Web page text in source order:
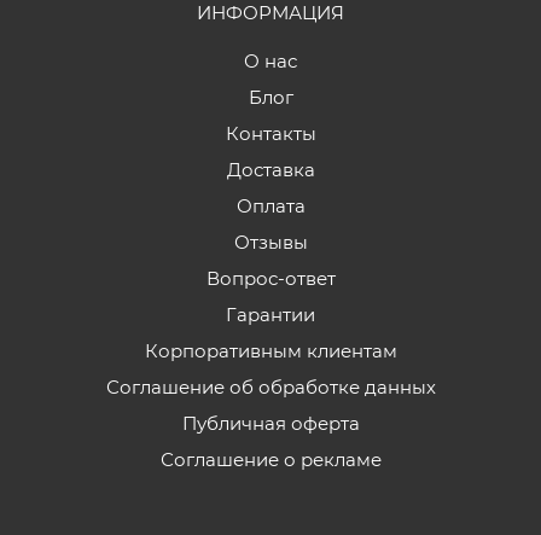
ИНФОРМАЦИЯ
О нас
Блог
Контакты
Доставка
Оплата
Отзывы
Вопрос-ответ
Гарантии
Корпоративным клиентам
Соглашение об обработке данных
Публичная оферта
Соглашение о рекламе